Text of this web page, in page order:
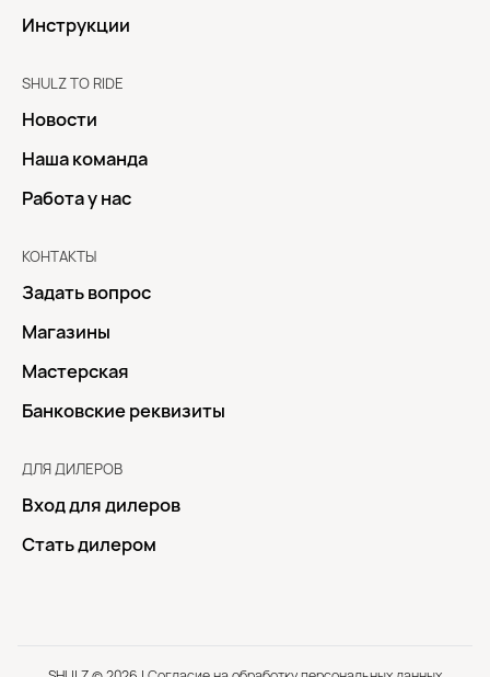
Инструкции
SHULZ TO RIDE
Новости
Наша команда
Работа у нас
КОНТАКТЫ
Задать вопрос
Магазины
Мастерская
Банковские реквизиты
ДЛЯ ДИЛЕРОВ
Вход для дилеров
Стать дилером